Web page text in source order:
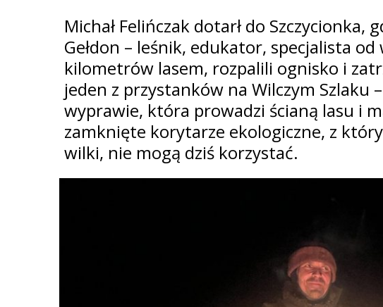
Michał Felińczak dotarł do Szczycionka,
Gełdon – leśnik, edukator, specjalista
kilometrów lasem, rozpalili ognisko i
jeden z przystanków na Wilczym Szlaku
wyprawie, która prowadzi ścianą lasu i
zamknięte korytarze ekologiczne, z
wilki, nie mogą dziś korzystać.